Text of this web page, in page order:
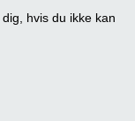
hvis du ikke kan